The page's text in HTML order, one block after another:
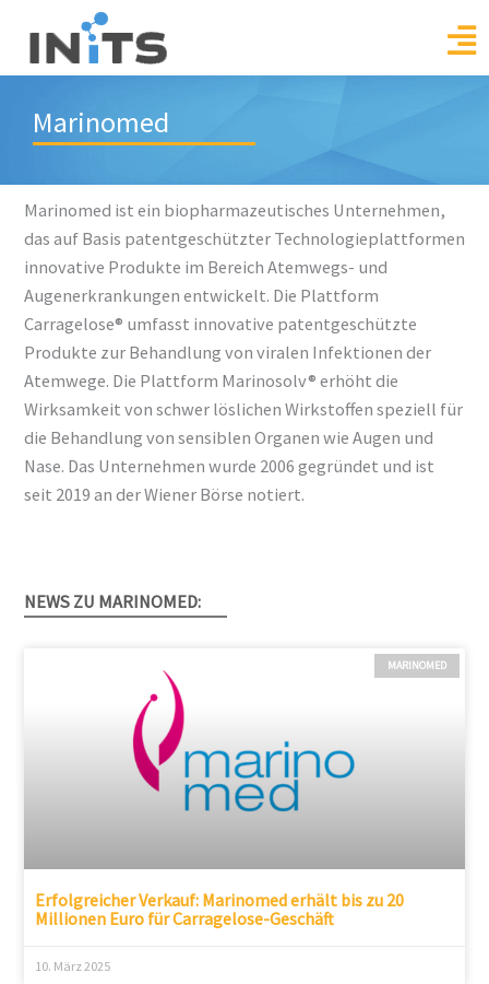
content
Marinomed
Marinomed ist ein biopharmazeutisches Unternehmen,
das auf Basis patentgeschützter Technologieplattformen
innovative Produkte im Bereich Atemwegs- und
Augenerkrankungen entwickelt. Die Plattform
Carragelose® umfasst innovative patentgeschützte
Produkte zur Behandlung von viralen Infektionen der
Atemwege. Die Plattform Marinosolv® erhöht die
Wirksamkeit von schwer löslichen Wirkstoffen speziell für
die Behandlung von sensiblen Organen wie Augen und
Nase. Das Unternehmen wurde 2006 gegründet und ist
seit 2019 an der Wiener Börse notiert.
NEWS ZU MARINOMED:
MARINOMED
Erfolgreicher Verkauf: Marinomed erhält bis zu 20
Millionen Euro für Carragelose-Geschäft
10. März 2025